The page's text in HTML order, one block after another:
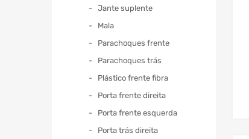
Jante suplente
Mala
Parachoques frente
Parachoques trás
Plástico frente fibra
Porta frente direita
Porta frente esquerda
Porta trás direita